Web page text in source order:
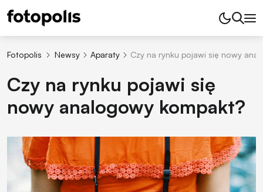
Fotopolis Newsy Aparaty Czy na rynku pojawi się nowy
Czy na rynku pojawi się
nowy analogowy kompakt?